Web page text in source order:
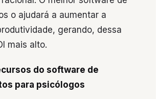
o ajudará a aumentar a
gerando, dessa
mais alto.
do software de
para psicólogos